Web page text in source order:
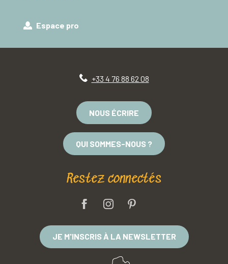
Espace pro
+33 4 76 88 62 08
NOUS ÉCRIRE
QUI SOMMES-NOUS ?
Restez connectés
JE M'INSCRIS À LA NEWSLETTER